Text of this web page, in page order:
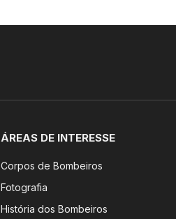
ÁREAS DE INTERESSE
Corpos de Bombeiros
Fotografia
História dos Bombeiros